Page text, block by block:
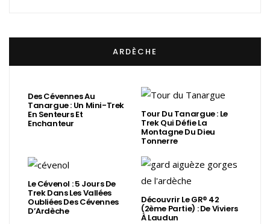
ARDÈCHE
Des Cévennes Au
Tanargue : Un Mini-Trek
En Senteurs Et
Enchanteur
Tour Du Tanargue : Le
Trek Qui Défie La
Montagne Du Dieu
Tonnerre
Le Cévenol : 5 Jours De
Trek Dans Les Vallées
Oubliées Des Cévennes
D’Ardèche
Découvrir Le GR® 42
(2ème Partie) : De Viviers
À Laudun